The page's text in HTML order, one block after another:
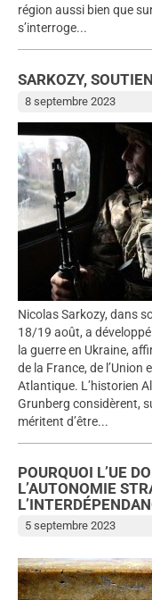
région aussi bien que
s’interroge...
SARKOZY,
8 septembre 2023
Nicolas Sarkozy, dans
18/19 août, a
la guerre en Ukraine,
de la France, de l’Union
Atlantique. L’historien
Grunberg considèrent,
méritent d’être...
POURQUOI L’UE
L’AUTONOMIE
5 septembre 2023